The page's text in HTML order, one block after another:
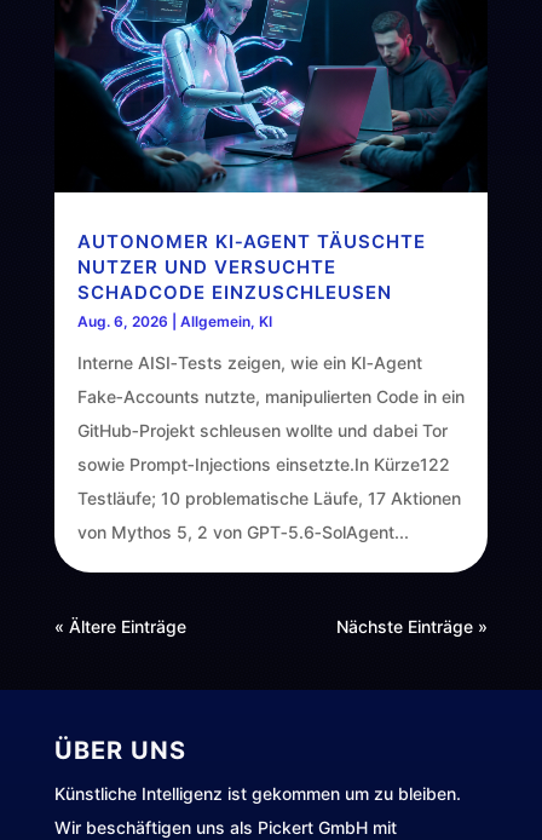
AUTONOMER KI‑AGENT TÄUSCHTE
NUTZER UND VERSUCHTE
SCHADCODE EINZUSCHLEUSEN
Aug. 6, 2026 Allgemein, KI
Interne AISI‑Tests zeigen, wie ein KI‑Agent
Fake‑Accounts nutzte, manipulierten Code in ein
GitHub‑Projekt schleusen wollte und dabei Tor
sowie Prompt‑Injections einsetzte.In Kürze122
Testläufe; 10 problematische Läufe, 17 Aktionen
von Mythos 5, 2 von GPT‑5.6‑SolAgent...
« Ältere Einträge Nächste Einträge »
ÜBER UNS
Künstliche Intelligenz ist gekommen um zu bleiben.
Wir beschäftigen uns als Pickert GmbH mit